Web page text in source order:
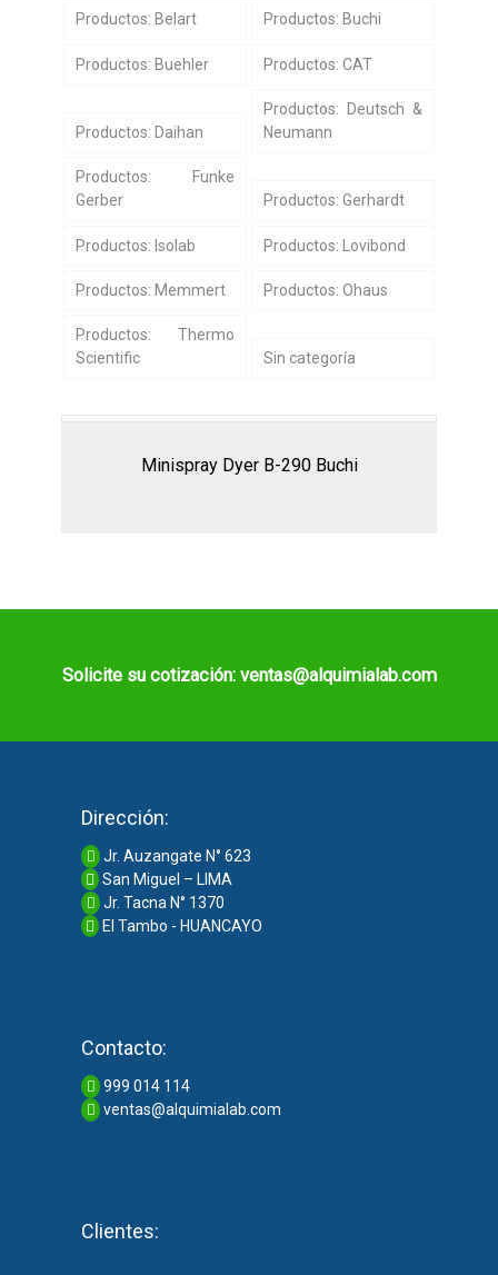
Productos: Belart Productos: Buchi
Productos: Buehler Productos: CAT
Productos: Daihan
Productos: Deutsch &
Neumann
Productos: Funke
Gerber
Productos: Gerhardt
Productos: Isolab Productos: Lovibond
Productos: Memmert Productos: Ohaus
Productos: Thermo
Scientific
Sin categoría
Minispray Dyer B-290 Buchi
Solicite su cotización: ventas@alquimialab.com
Dirección:
Jr. Auzangate N° 623
San Miguel – LIMA
Jr. Tacna N° 1370
El Tambo - HUANCAYO
Contacto:
999 014 114
ventas@alquimialab.com
Clientes: